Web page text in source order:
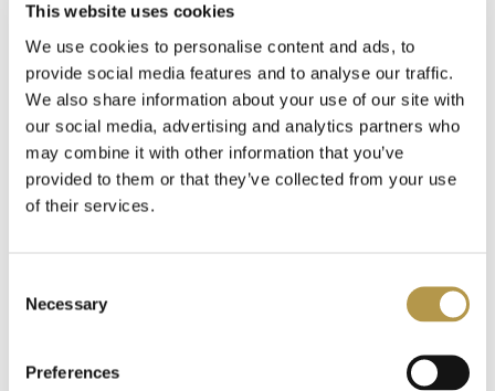
This website uses cookies
We use cookies to personalise content and ads, to
provide social media features and to analyse our traffic.
We also share information about your use of our site with
our social media, advertising and analytics partners who
may combine it with other information that you’ve
provided to them or that they’ve collected from your use
of their services.
Selection
Necessary
Preferences
NUTY ZAPACHOWE
INFORMACJE O PRODUKCIE
INFORMACJE O WYSYŁCE